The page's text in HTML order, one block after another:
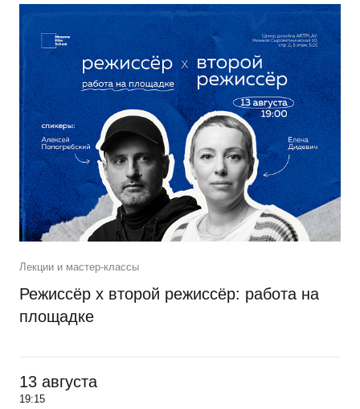
Лекции и мастер-классы
Режиссёр х второй режиссёр: работа на
площадке
13 августа
19:15